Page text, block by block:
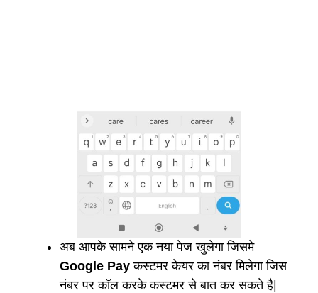
अब आपके सामने एक नया पेज खुलेगा जिसमे
Google Payकस्टमर केयर का नंबर मिलेगा जिस
नंबर पर कॉल करके कस्टमर से बात कर सकते है|